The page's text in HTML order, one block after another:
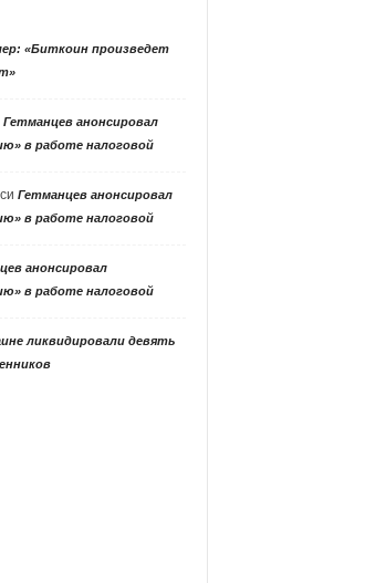
«Биткоин произведет
Гетманцев анонсировал
в работе налоговой
Гетманцев анонсировал
в работе налоговой
анонсировал
в работе налоговой
ликвидировали девять